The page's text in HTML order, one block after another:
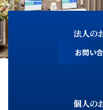
法人の
お問い
個人の